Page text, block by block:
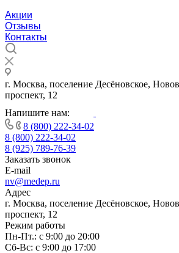
Акции
Отзывы
Контакты
г. Москва, поселение Десёновское,
проспект, 12
Напишите нам:
8 (800) 222-34-02
8 (800) 222-34-02
8 (925) 789-76-39
Заказать звонок
E-mail
nv@medep.ru
Адрес
г. Москва, поселение Десёновское,
проспект, 12
Режим работы
Пн-Пт.: с 9:00 до 20:00
Cб-Вс: с 9:00 до 17:00